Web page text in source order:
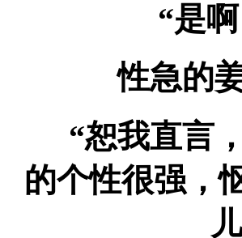
“是啊
性急的姜
“恕我直言，
的个性很强，